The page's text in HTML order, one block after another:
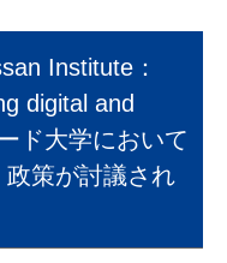
Institute：
digital and
ド大学において
政策が討議され